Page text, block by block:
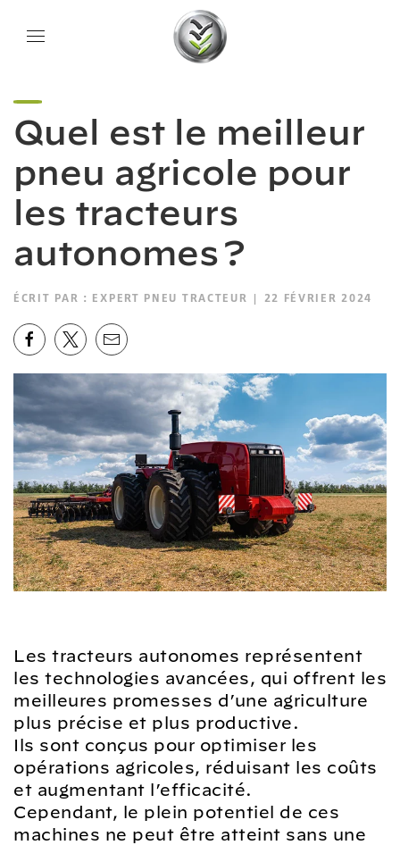
Quel est le meilleur
pneu agricole pour
les tracteurs
autonomes ?
ÉCRIT PAR : EXPERT PNEU TRACTEUR | 22 FÉVRIER 2024
Les tracteurs autonomes représentent
les technologies avancées, qui offrent les
meilleures promesses d’une agriculture
plus précise et plus productive.
Ils sont conçus pour optimiser les
opérations agricoles, réduisant les coûts
et augmentant l’efficacité.
Cependant, le plein potentiel de ces
machines ne peut être atteint sans une